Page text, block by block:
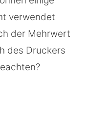
verwendet
der Mehrwert
des Druckers